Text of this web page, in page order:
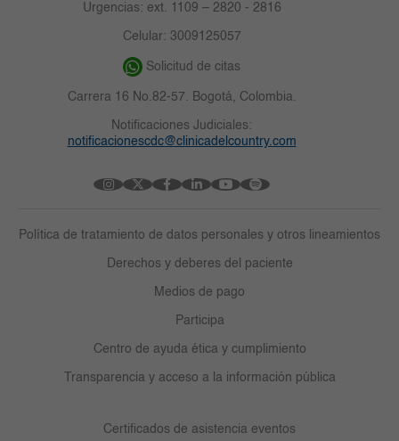
Urgencias: ext. 1109 – 2820 - 2816
Celular: 3009125057
Solicitud de citas
Carrera 16 No.82-57. Bogotá, Colombia.
Notificaciones Judiciales:
notificacionescdc@clinicadelcountry.com
Política de tratamiento de datos personales y otros lineamientos
Derechos y deberes del paciente
Medios de pago
Participa
Centro de ayuda ética y cumplimiento
Transparencia y acceso a la información pública
Certificados de asistencia eventos